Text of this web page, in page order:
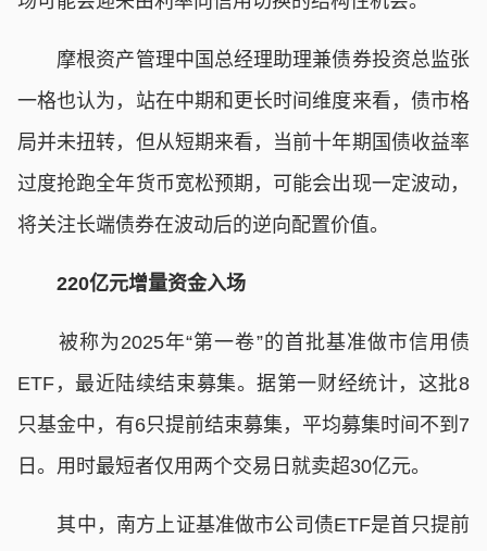
摩根资产管理中国总经理助理兼债券投资总监张
一格也认为，站在中期和更长时间维度来看，债市格
局并未扭转，但从短期来看，当前十年期国债收益率
过度抢跑全年货币宽松预期，可能会出现一定波动，
将关注长端债券在波动后的逆向配置价值。
220亿元增量资金入场
被称为2025年“第一卷”的首批基准做市信用债
ETF，最近陆续结束募集。据第一财经统计，这批8
只基金中，有6只提前结束募集，平均募集时间不到7
日。用时最短者仅用两个交易日就卖超30亿元。
其中，南方上证基准做市公司债ETF是首只提前